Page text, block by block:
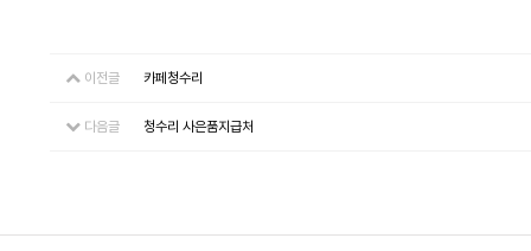
이전글 카페청수리
다음글 청수리 사은품지급처